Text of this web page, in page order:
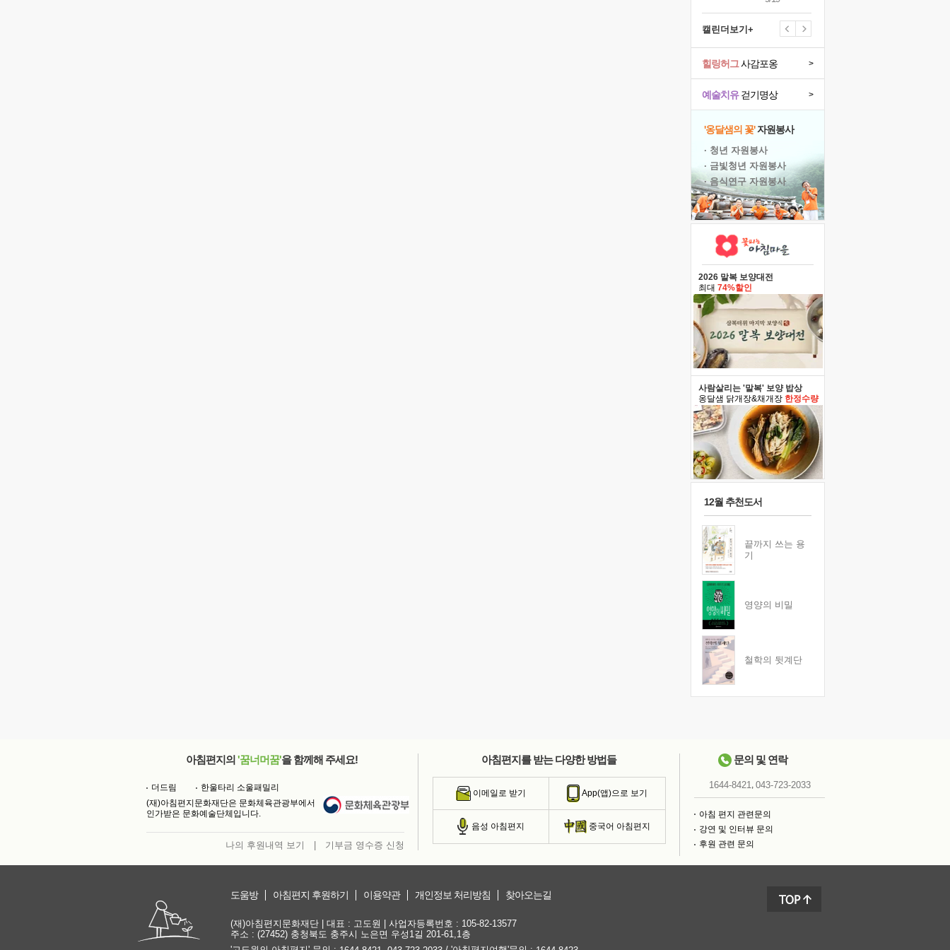
캘린더보기+
예술치유걷기명상 >
힐링허그사감포옹 >
'옹달샘의 꽃'자원봉사
· 청년 자원봉사
· 금빛청년 자원봉사
· 음식연구 자원봉사
2026 말복 보양대전
최대 74%할인
사람살리는 '말복' 보양 밥상
옹달샘 닭개장&채개장 한정수량
12월 추천도서
끝까지 쓰는 용
기
영양의 비밀
철학의 뒷계단
아침편지의 '꿈너머꿈'을 함께해 주세요!
더드림
한울타리 소울패밀리
(재)아침편지문화재단은 문화체육관광부에서
인가받은 문화예술단체입니다.
나의 후원내역 보기 기부금 영수증 신청
아침편지를 받는 다양한 방법들
이메일로 받기 App(앱)으로 보기
음성 아침편지 중국어 아침편지
문의 및 연락
1644-8421, 043-723-2033
아침 편지 관련문의
강연 및 인터뷰 문의
후원 관련 문의
도움방 아침편지 후원하기 이용약관 개인정보 처리방침 찾아오는길
(재)아침편지문화재단 | 대표 : 고도원 | 사업자등록번호 : 105-82-13577
주소 : (27452) 충청북도 충주시 노은면 우성1길 201-61,1층